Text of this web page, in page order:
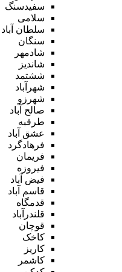
سفیدسنگ
سلامی
سلطان آباد
سنگان
شادمهر
شاندیز
ششتمد
شهرآباد
شهرزو
صالح آباد
طرقبه
عشق آباد
فرهادگرد
فریمان
فیروزه
فیض آباد
قاسم آباد
قدمگاه
قلندرآباد
قوچان
کاخک
کاریز
کاشمر